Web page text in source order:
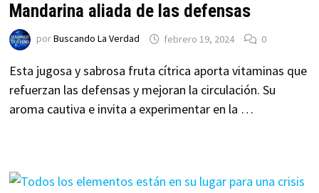
Mandarina aliada de las defensas
porBuscando La Verdad febrero 19, 2024 0
Esta jugosa y sabrosa fruta cítrica aporta vitaminas que
refuerzan las defensas y mejoran la circulación. Su
aroma cautiva e invita a experimentar en la …